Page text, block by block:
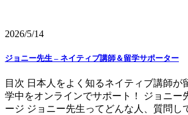
2026/5/14
ジョニー先生 – ネイティブ講師＆留学サポーター
目次 日本人をよく知るネイティブ講師が
学中をオンラインでサポート！ ジョニー
ージ ジョニー先生ってどんな人、質問し